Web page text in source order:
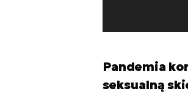
Pandemia
seksualną